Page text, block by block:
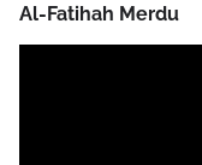
Al-Fatihah Merdu